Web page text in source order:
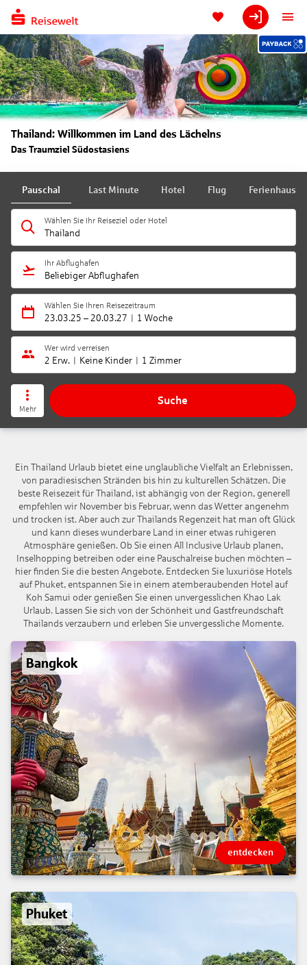
Thailand: Willkommen im Land des Lächelns
Das Traumziel Südostasiens
Pauschal Last Minute Hotel Flug Ferienhaus
Wählen Sie Ihr Reiseziel oder Hotel
Thailand
Ihr Abflughafen
Beliebiger Abflughafen
Wählen Sie Ihren Reisezeitraum
23.03.25 – 20.03.27 1 Woche
Wer wird verreisen
2 Erw. Keine Kinder 1 Zimmer
Mehr
Suche
Ein Thailand Urlaub bietet eine unglaubliche Vielfalt an Erlebnissen,
von paradiesischen Stränden bis hin zu kulturellen Schätzen. Die
beste Reisezeit für Thailand, ist abhängig von der Region, generell
empfehlen wir November bis Februar, wenn das Wetter angenehm
und trocken ist. Aber auch zur Thailands Regenzeit hat man oft Glück
und kann dieses wunderbare Land in einer etwas ruhigeren
Atmosphäre genießen. Ob Sie einen All Inclusive Urlaub planen,
Inselhopping betreiben oder eine Pauschalreise buchen möchten –
hier finden Sie die besten Angebote. Entdecken Sie luxuriöse Hotels
auf Phuket, entspannen Sie in einem atemberaubenden Hotel auf
Koh Samui oder genießen Sie einen unvergesslichen Khao Lak
Urlaub. Lassen Sie sich von der Schönheit und Gastfreundschaft
Thailands verzaubern und erleben Sie unvergessliche Momente.
Bangkok
entdecken
Phuket